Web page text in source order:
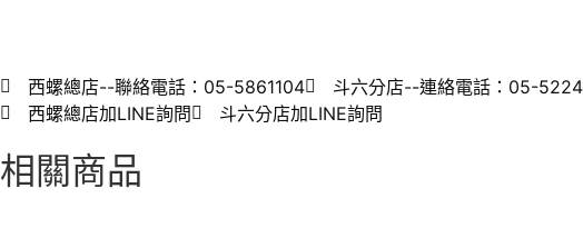
西螺總店--聯絡電話：05-5861104 斗六分店--連絡電話：05-
西螺總店加LINE詢問
斗六分店加LINE詢問
相關商品